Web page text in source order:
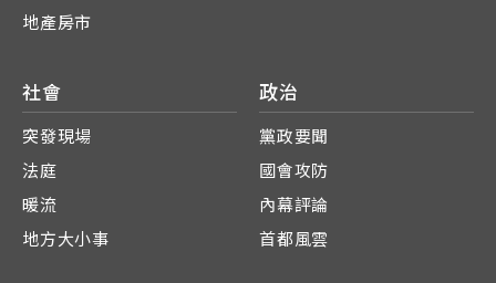
地產房市
社會
突發現場
法庭
暖流
地方大小事
政治
黨政要聞
國會攻防
內幕評論
首都風雲